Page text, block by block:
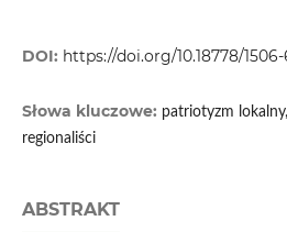
DOI: https://doi.org/10.18778/1506-
Słowa kluczowe: patriotyzm
regionaliści
ABSTRAKT